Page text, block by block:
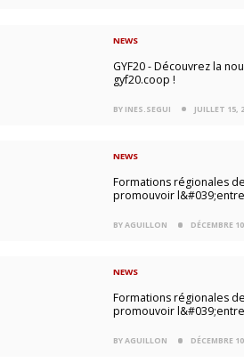
NEWS
GYF20 - Découvrez la
gyf20.coop !
BY INES.SEGUI JUILLET 15,
NEWS
Formations régionales
promouvoir
BY AGUILLON DÉCEMBRE
NEWS
Formations régionales
promouvoir
BY AGUILLON DÉCEMBRE